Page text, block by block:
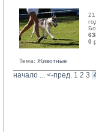
21
0
Тема: Животные
начало ... <-пред. 1 2 3